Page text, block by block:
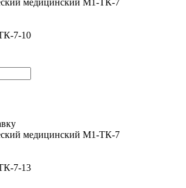
медицинский М1-ТК-7
7-10
медицинский М1-ТК-7
7-13